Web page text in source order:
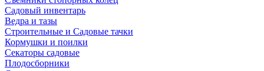
Садовый инвентарь
Ведра и тазы
Строительные и Садовые тачки
Кормушки и поилки
Секаторы садовые
Плодосборники